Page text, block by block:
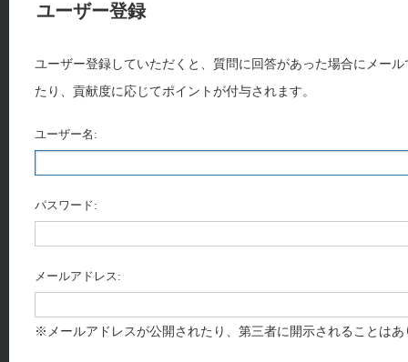
ユーザー登録
ユーザー登録していただくと、質問に回答があった場合にメー
たり、貢献度に応じてポイントが付与されます。
ユーザー名:
パスワード:
メールアドレス:
※メールアドレスが公開されたり、第三者に開示されることはあ